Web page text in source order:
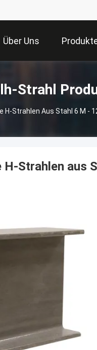
Über Uns
Strahl
H-Strahlen Aus Stahl 6 M -
H-Strahlen aus